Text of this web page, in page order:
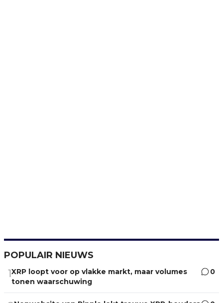
POPULAIR NIEUWS
1XRP loopt voor op vlakke markt, maar volumes
tonen waarschuwing
0